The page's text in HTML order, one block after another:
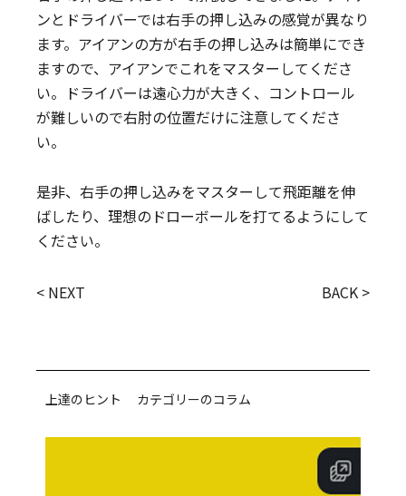
ンとドライバーでは右手の押し込みの感覚が異なり
ます。アイアンの方が右手の押し込みは簡単にでき
ますので、アイアンでこれをマスターしてくださ
い。ドライバーは遠心力が大きく、コントロール
が難しいので右肘の位置だけに注意してくださ
い。
是非、右手の押し込みをマスターして飛距離を伸
ばしたり、理想のドローボールを打てるようにして
ください。
< NEXT BACK >
上達のヒント カテゴリーのコラム